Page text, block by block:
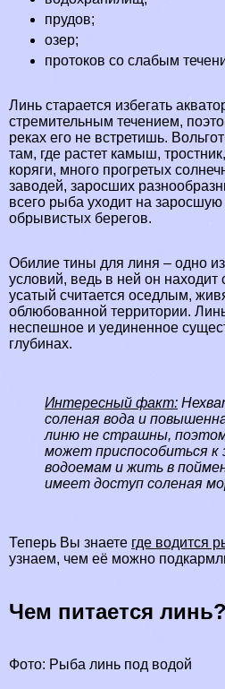
прудов;
озер;
протоков со слабым
Линь старается избегать
стремительным течением,
реках его не встретишь.
там, где растет камыш,
коряги, много прогретых
заводей, заросших
всего рыба уходит на заросшую
обрывистых берегов.
Обилие тины для линя – одно
условий, ведь в ней он находит
усатый считается оседлым,
облюбованной территории.
неспешное и уединенное
глубинах.
Интересный факт:
соленая вода и
линю не страшны,
может приспособиться к
водоемам и жить в
имеет доступ соленая
Теперь Вы знаете где водится
узнаем, чем её можно
Чем питается линь?
Фото: Рыба линь под водой